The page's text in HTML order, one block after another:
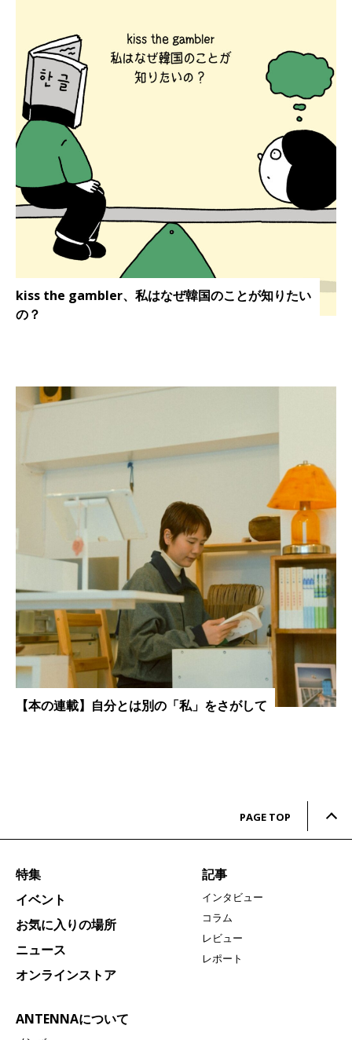
kiss the gambler、私はなぜ韓国のことが知りたい
の？
【本の連載】自分とは別の「私」をさがして
PAGE TOP
特集
イベント
お気に入りの場所
ニュース
オンラインストア
ANTENNAについて
記事
インタビュー
コラム
レビュー
レポート